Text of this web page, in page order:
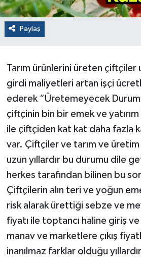
Paylaş
Tarım ürünlerini üreten çiftçiler
girdi maliyetleri artan işçi
ederek “Üretemeyecek
çiftçinin bin bir emek ve
ile çiftçiden kat kat daha fazla
var. Çiftçiler ve tarım ve
uzun yıllardır bu durumu dile
herkes tarafından bilinen bu
Çiftçilerin alın teri ve yoğun
risk alarak ürettiği sebze ve
fiyatı ile toptancı haline giriş
manav ve marketlere çıkış
inanılmaz farklar olduğu